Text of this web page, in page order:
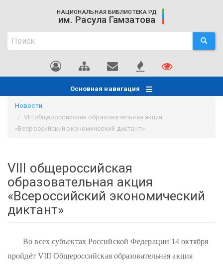
содержанию
НАЦИОНАЛЬНАЯ БИБЛИОТЕКА РД
им. Расула Гамзатова
Поиск
Поиск ПОИСК
Основная навигация
Новости
VIII общероссийская образовательная акция
«Всероссийский экономический диктант»
VIII общероссийская
образовательная акция
«Всероссийский экономический
диктант»
Во всех субъектах Российской Федерации 14 октября
пройдёт VIII Общероссийская образовательная акция